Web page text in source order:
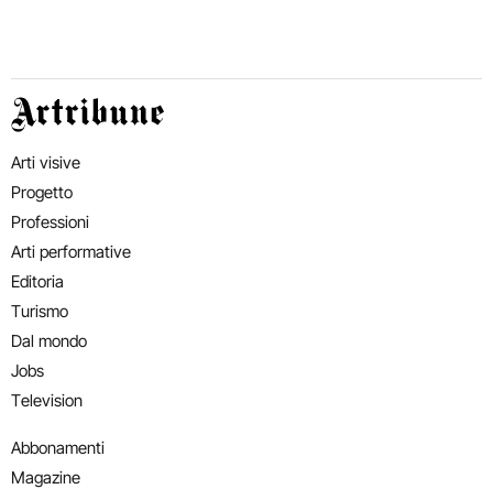
Artribune
Arti visive
Progetto
Professioni
Arti performative
Editoria
Turismo
Dal mondo
Jobs
Television
Abbonamenti
Magazine